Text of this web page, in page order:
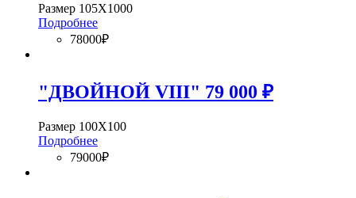
Размер 105Х1000
Подробнее
78000₽
"ДВОЙНОЙ VIII" 79 000 ₽
Размер 100Х100
Подробнее
79000₽